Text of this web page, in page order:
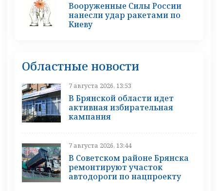
Вооруженные Силы России
нанесли удар ракетами по
Киеву
Областные новости
7 августа 2026, 13:53
В Брянской области идет
активная избирательная
кампания
7 августа 2026, 13:44
В Советском районе Брянска
ремонтируют участок
автодороги по нацпроекту